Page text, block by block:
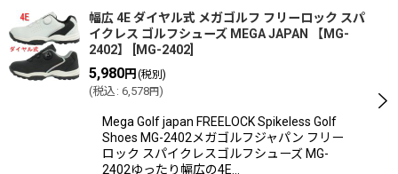
幅広 4E ダイヤル式 メガゴルフ フリーロック スパ
イクレス ゴルフシューズ MEGA JAPAN 【MG-
2402】
MG-2402
5,980円 (税別)
(税込 : 6,578円)
Mega Golf japan FREELOCK Spikeless Golf
Shoes MG-2402メガゴルフジャパン フリー
ロック スパイクレスゴルフシューズ MG-
2402ゆったり幅広の4E…